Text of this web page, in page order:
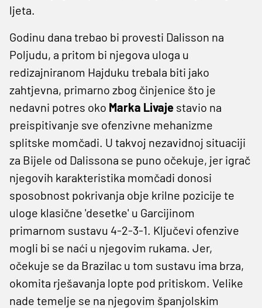
ljeta.
Godinu dana trebao bi provesti Dalisson na
Poljudu, a pritom bi njegova uloga u
redizajniranom Hajduku trebala biti jako
zahtjevna, primarno zbog činjenice što je
nedavni potres oko Marka Livaje stavio na
preispitivanje sve ofenzivne mehanizme
splitske momčadi. U takvoj nezavidnoj situaciji
za Bijele od Dalissona se puno očekuje, jer igrač
njegovih karakteristika momčadi donosi
sposobnost pokrivanja obje krilne pozicije te
uloge klasične 'desetke' u Garcijinom
primarnom sustavu 4-2-3-1. Ključevi ofenzive
mogli bi se naći u njegovim rukama. Jer,
očekuje se da Brazilac u tom sustavu ima brza,
okomita rješavanja lopte pod pritiskom. Velike
nade temelje se na njegovim španjolskim